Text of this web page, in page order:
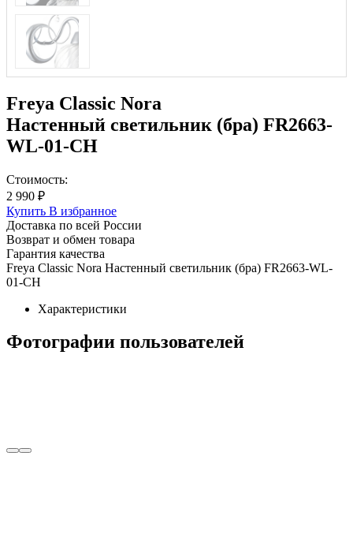
Freya Classic Nora
Настенный светильник (бра) FR2663-
WL-01-CH
Стоимость:
2 990 ₽
Купить В избранное
Доставка по всей России
Возврат и обмен товара
Гарантия качества
Freya Classic Nora Настенный светильник (бра) FR2663-WL-
01-CH
Характеристики
Фотографии пользователей